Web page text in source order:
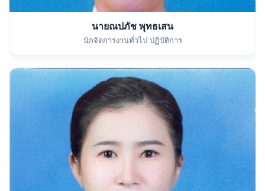
นายณปภัช พุทธเสน
นักจัดการงานทั่วไป ปฏิบัติการ